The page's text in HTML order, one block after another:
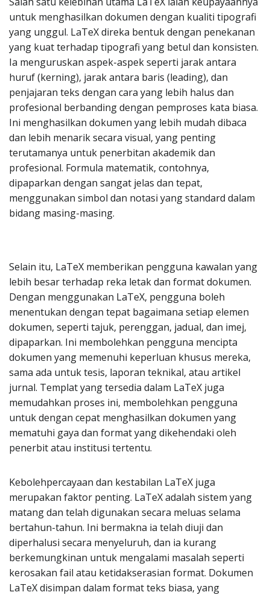
untuk menghasilkan dokumen dengan kualiti tipografi
yang unggul. LaTeX direka bentuk dengan penekanan
yang kuat terhadap tipografi yang betul dan konsisten.
Ia menguruskan aspek-aspek seperti jarak antara
huruf (kerning), jarak antara baris (leading), dan
penjajaran teks dengan cara yang lebih halus dan
profesional berbanding dengan pemproses kata biasa.
Ini menghasilkan dokumen yang lebih mudah dibaca
dan lebih menarik secara visual, yang penting
terutamanya untuk penerbitan akademik dan
profesional. Formula matematik, contohnya,
dipaparkan dengan sangat jelas dan tepat,
menggunakan simbol dan notasi yang standard dalam
bidang masing-masing.
Selain itu, LaTeX memberikan pengguna kawalan yang
lebih besar terhadap reka letak dan format dokumen.
Dengan menggunakan LaTeX, pengguna boleh
menentukan dengan tepat bagaimana setiap elemen
dokumen, seperti tajuk, perenggan, jadual, dan imej,
dipaparkan. Ini membolehkan pengguna mencipta
dokumen yang memenuhi keperluan khusus mereka,
sama ada untuk tesis, laporan teknikal, atau artikel
jurnal. Templat yang tersedia dalam LaTeX juga
memudahkan proses ini, membolehkan pengguna
untuk dengan cepat menghasilkan dokumen yang
mematuhi gaya dan format yang dikehendaki oleh
penerbit atau institusi tertentu.
Kebolehpercayaan dan kestabilan LaTeX juga
merupakan faktor penting. LaTeX adalah sistem yang
matang dan telah digunakan secara meluas selama
bertahun-tahun. Ini bermakna ia telah diuji dan
diperhalusi secara menyeluruh, dan ia kurang
berkemungkinan untuk mengalami masalah seperti
kerosakan fail atau ketidakserasian format. Dokumen
LaTeX disimpan dalam format teks biasa, yang